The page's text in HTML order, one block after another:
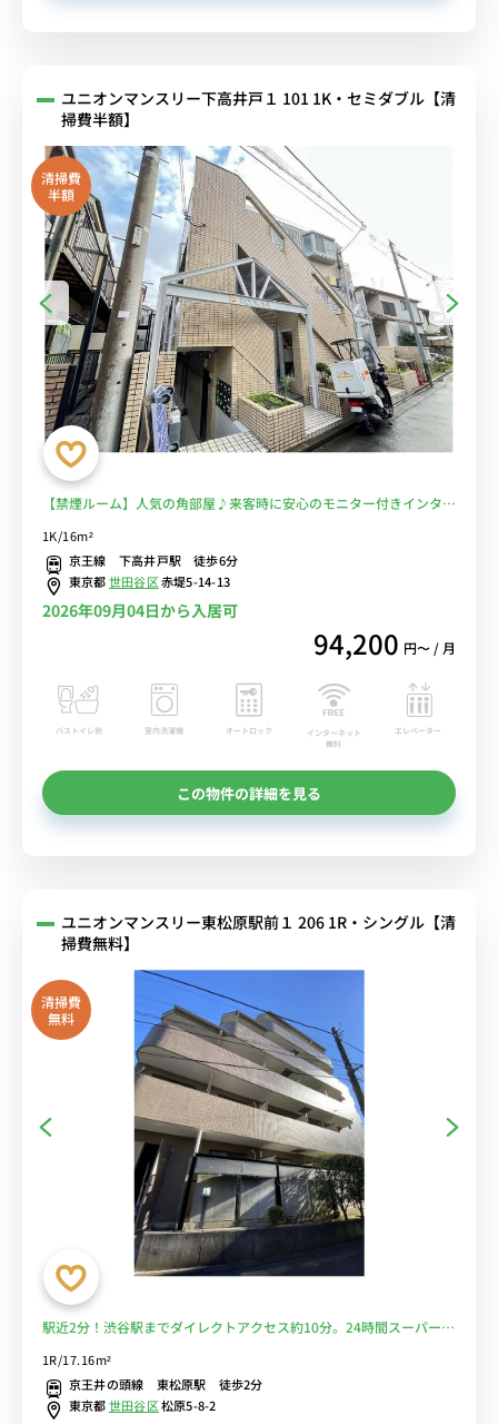
ユニオンマンスリー下高井戸１ 101 1K・セミダブル【清
掃費半額】
清掃費
半額
【禁煙ルーム】人気の角部屋♪来客時に安心のモニター付きインター
学■選べるWi-Fi格安レンタル中！
1K/16m²
京王線 下高井戸駅 徒歩6分
東京都世田谷区赤堤5-14-13
2026年09月04日から入居可
94,200 円〜 / 月
バストイレ別 室内洗濯機 オートロック
インターネット
無料
エレベーター
この物件の詳細を見る
ユニオンマンスリー東松原駅前１ 206 1R・シングル【清
掃費無料】
清掃費
無料
駅近2分！渋谷駅までダイレクトアクセス約10分。24時間スーパーも
近く便利。■選べるWi-Fi格安レンタル中！
1R/17.16m²
京王井の頭線 東松原駅 徒歩2分
東京都世田谷区松原5-8-2